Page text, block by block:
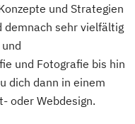
und Strategien
demnach sehr vielfältig
und Fotografie bis hin
dich dann in einem
oder Webdesign.